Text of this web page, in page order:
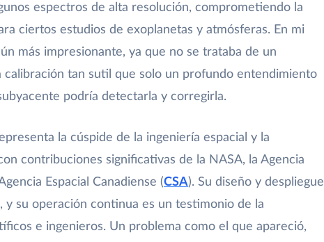
espectros de alta resolución, comprometiendo la
ciertos estudios de exoplanetas y atmósferas. En mi
más impresionante, ya que no se trataba de un
calibración tan sutil que solo un profundo entendimiento
podría detectarla y corregirla.
la cúspide de la ingeniería espacial y la
contribuciones significativas de la NASA, la Agencia
Espacial Canadiense (CSA). Su diseño y despliegue
su operación continua es un testimonio de la
e ingenieros. Un problema como el que apareció,